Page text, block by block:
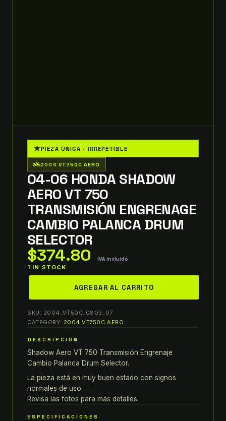
★PIEZA ÚNICA · IRREPETIBLE
two_wheeler2004 VT750C AERO
04-06 HONDA SHADOW
AERO VT 750
TRANSMISIÓN ENGRENAGE
CAMBIO PALANCA DRUM
SELECTOR
$374.80 IVA incluido
1 IN STOCK
shadow
VT
750
TRANSMISIÓN
ENGRENAGE
CAMBIO
PALANCA
DRUM
AGREGAR AL CARRITO
SKU: 2004_VT50C_0803_07
CATEGORY: 2004 VT750C AERO
DESCRIPCIÓN
Shadow Aero VT 750 Transmisión Engrenaje
Cambio Palanca Drum Selector.
La pieza está en muy buen estado con signos
normales de uso.
Revisa las fotos para más detalles.
ESPECIFICACIONES